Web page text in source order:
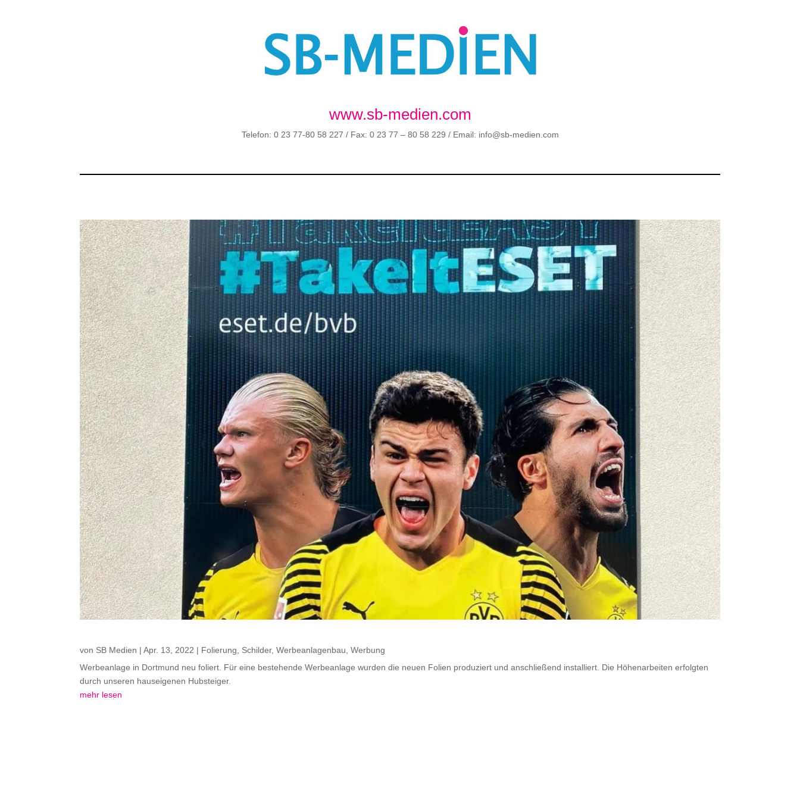
www.sb-medien.com
Telefon: 0 23 77-80 58 227 / Fax: 0 23 77 – 80 58 229 / Email: info@sb-medien.com
von SB Medien |Apr. 13, 2022 | Folierung Schilder,Werbeanlagenbau ,Werbung
Werbeanlage in Dortmund neu foliert. Für eine bestehende Werbeanlage wurden die neuen Folien produziert und anschließend installiert. Die Höhenarbeiten erfolgten
durch unseren hauseigenen Hubsteiger.
mehr lesen